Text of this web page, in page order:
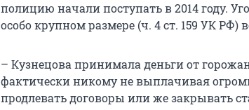
полицию начали поступать в 2014 году.
особо крупном размере (ч. 4 ст. 159 УК РФ)
– Кузнецова принимала деньги от
фактически никому не выплачивая
продлевать договоры или же закрывать